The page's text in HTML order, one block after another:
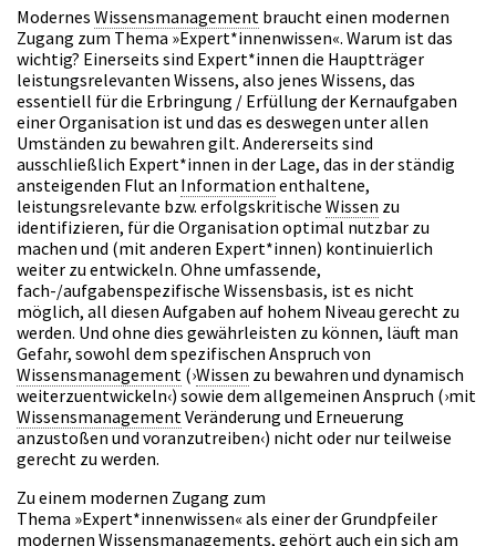
Modernes Wissensmanagement braucht einen modernen
Zugang zum Thema »Expert*innenwissen«. Warum ist das
wichtig? Einerseits sind Expert*innen die Hauptträger
leistungsrelevanten Wissens, also jenes Wissens, das
essentiell für die Erbringung / Erfüllung der Kernaufgaben
einer Organisation ist und das es deswegen unter allen
Umständen zu bewahren gilt. Andererseits sind
ausschließlich Expert*innen in der Lage, das in der ständig
ansteigenden Flut an Information enthaltene,
leistungsrelevante bzw. erfolgskritische Wissen zu
identifizieren, für die Organisation optimal nutzbar zu
machen und (mit anderen Expert*innen) kontinuierlich
weiter zu entwickeln. Ohne umfassende,
fach-/aufgabenspezifische Wissensbasis, ist es nicht
möglich, all diesen Aufgaben auf hohem Niveau gerecht zu
werden. Und ohne dies gewährleisten zu können, läuft man
Gefahr, sowohl dem spezifischen Anspruch von
Wissensmanagement (›Wissen zu bewahren und dynamisch
weiterzuentwickeln‹) sowie dem allgemeinen Anspruch (›mit
Wissensmanagement Veränderung und Erneuerung
anzustoßen und voranzutreiben‹) nicht oder nur teilweise
gerecht zu werden.
Zu einem modernen Zugang zum
Thema »Expert*innenwissen« als einer der Grundpfeiler
modernen Wissensmanagements, gehört auch ein sich am